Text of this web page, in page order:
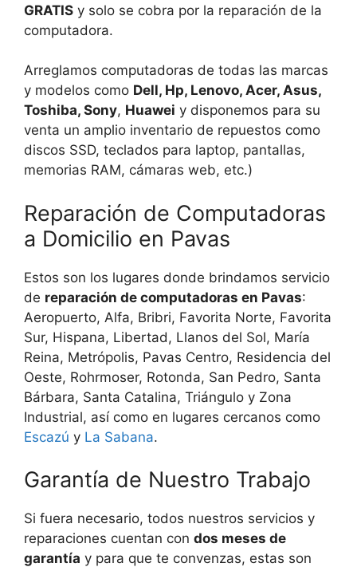
GRATIS y solo se cobra por la reparación de la
computadora.
Arreglamos computadoras de todas las marcas
y modelos como Dell, Hp, Lenovo, Acer, Asus,
Toshiba, Sony, Huawei y disponemos para su
venta un amplio inventario de repuestos como
discos SSD, teclados para laptop, pantallas,
memorias RAM, cámaras web, etc.)
Reparación de Computadoras
a Domicilio en Pavas
Estos son los lugares donde brindamos servicio
de reparación de computadoras en Pavas:
Aeropuerto, Alfa, Bribri, Favorita Norte, Favorita
Sur, Hispana, Libertad, Llanos del Sol, María
Reina, Metrópolis, Pavas Centro, Residencia del
Oeste, Rohrmoser, Rotonda, San Pedro, Santa
Bárbara, Santa Catalina, Triángulo y Zona
Industrial, así como en lugares cercanos como
Escazú y La Sabana.
Garantía de Nuestro Trabajo
Si fuera necesario, todos nuestros servicios y
reparaciones cuentan con dos meses de
garantía y para que te convenzas, estas son